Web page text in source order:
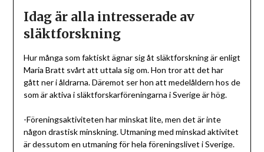
Idag är alla intresserade av
släktforskning
Hur många som faktiskt ägnar sig åt släktforskning är enligt
Maria Bratt svårt att uttala sig om. Hon tror att det har
gått ner i åldrarna. Däremot ser hon att medelåldern hos de
som är aktiva i släktforskarföreningarna i Sverige är hög.
-Föreningsaktiviteten har minskat lite, men det är inte
någon drastisk minskning. Utmaning med minskad aktivitet
är dessutom en utmaning för hela föreningslivet i Sverige.